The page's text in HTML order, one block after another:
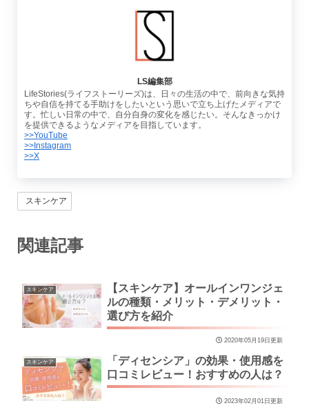
LS編集部
LifeStories(ライフストーリーズ)は、日々の生活の中で、前向きな気持
ちや自信を持てる手助けをしたいという思いで立ち上げたメディアで
す。忙しい日常の中で、自分自身の変化を感じたい。そんなきっかけ
を提供できるようなメディアを目指しています。
>>YouTube
>>Instagram
>>X
スキンケア
関連記事
スキンケア
【スキンケア】オールインワンジェ
ルの種類・メリット・デメリット・
選び方を紹介
2020年05月19日更新
スキンケア
「ディセンシア」の効果・使用感を
口コミレビュー！おすすめの人は？
2023年02月01日更新